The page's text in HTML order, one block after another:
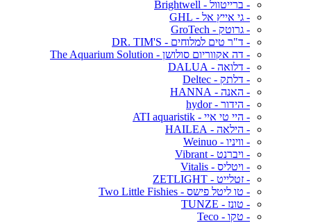
- ברייטוול - Brightwell
- גי אייץ אל - GHL
- גרוטק - GroTech
- ד"ר טים למלוחים - DR. TIM'S
- דה אקווריום סולושן - The Aquarium Solution
- דלואה - DALUA
- דלתק - Deltec
- האנה - HANNA
- הידור - hydor
- היי טי איי - ATI aquaristik
- הילאה - HAILEA
- וויניו - Weinuo
- ויברנט - Vibrant
- ויטליס - Vitalis
- זטלייט - ZETLIGHT
- טו ליטל פישס - Two Little Fishies
- טונז - TUNZE
- טקו - Teco